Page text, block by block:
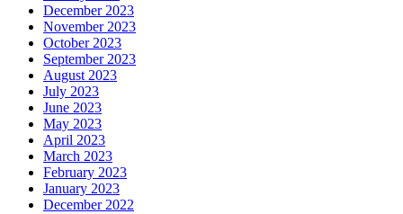
December 2023
November 2023
October 2023
September 2023
August 2023
July 2023
June 2023
May 2023
April 2023
March 2023
February 2023
January 2023
December 2022